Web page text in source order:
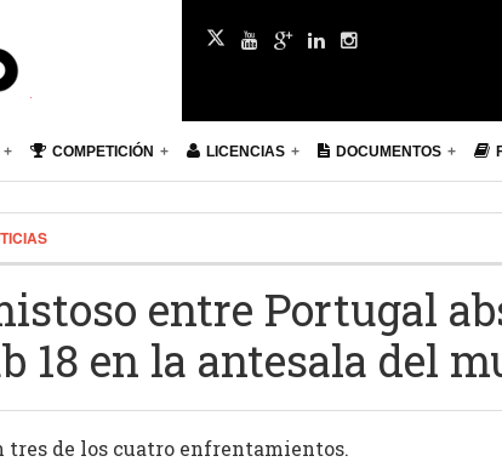
COMPETICIÓN LICENCIAS DOCUMENTOS
entre Portugal
18 en la antesala del
tres de los cuatro enfrentamientos.